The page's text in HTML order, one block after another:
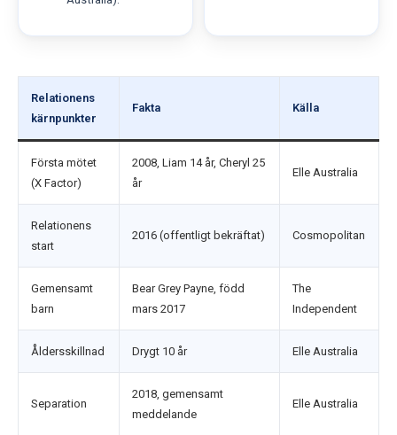
Relationens
kärnpunkter
Fakta Källa
Första mötet
(X Factor)
2008, Liam 14 år, Cheryl 25
år
Elle Australia
Relationens
start
2016 (offentligt bekräftat) Cosmopolitan
Gemensamt
barn
Bear Grey Payne, född
mars 2017
The
Independent
Åldersskillnad Drygt 10 år Elle Australia
Separation
2018, gemensamt
meddelande
Elle Australia